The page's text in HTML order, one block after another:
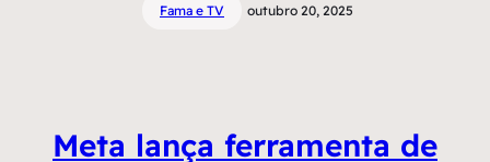
Fama e TV outubro 20, 2025
Meta lança ferramenta de